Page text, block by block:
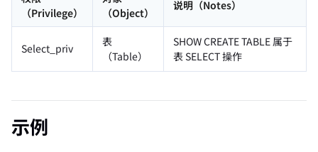
（Privilege）
（Object）
说明（Notes）
Select_priv
表
（Table）
SHOW CREATE TABLE 属于
表 SELECT 操作
示例